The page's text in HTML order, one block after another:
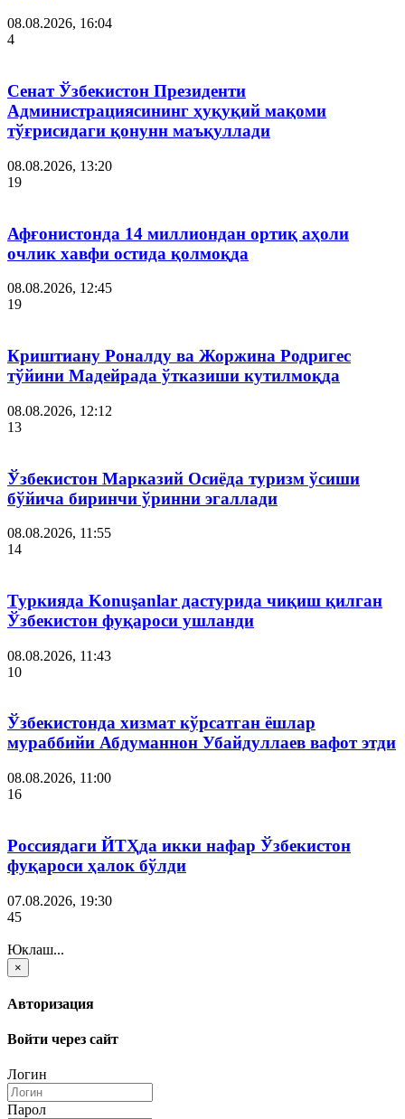
08.08.2026, 16:04
4
Сенат Ўзбекистон Президенти
Администрациясининг ҳуқуқий мақоми
тўғрисидаги қонунн маъқуллади
08.08.2026, 13:20
19
Афғонистонда 14 миллиондан ортиқ аҳоли
очлик хавфи остида қолмоқда
08.08.2026, 12:45
19
Криштиану Роналду ва Жоржина Родригес
тўйини Мадейрада ўтказиши кутилмоқда
08.08.2026, 12:12
13
Ўзбекистон Марказий Осиёда туризм ўсиши
бўйича биринчи ўринни эгаллади
08.08.2026, 11:55
14
Туркияда Konuşanlar дастурида чиқиш қилган
Ўзбекистон фуқароси ушланди
08.08.2026, 11:43
10
Ўзбекистонда хизмат кўрсатган ёшлар
мураббийи Абдуманнон Убайдуллаев вафот этди
08.08.2026, 11:00
16
Россиядаги ЙТҲда икки нафар Ўзбекистон
фуқароси ҳалок бўлди
07.08.2026, 19:30
45
Юклаш...
×
Авторизация
Войти через сайт
Логин
Парол